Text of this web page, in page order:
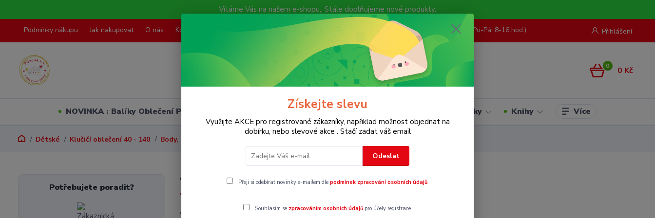
Vítáme Vás na našem e-shopu,. Stále doplňujeme nové produkty.
Podmínky nákupu Jak nakupovat O nás Kontakty Přihlášení
Hledat
Nevíte si rady? Zavolejte. + 420 773 967 062 (Po-Pá, 8-16 hod.)
0 0 Kč
NOVINKA : Balíky Oblečení PO VELIKOSTECH Dětské Dámské Hračky Knihy Více
Dětské Klučičí oblečení 40 - 140 Body, dupačky, polodupačky, overaly
Vel. 122
V této kategorii nebylo nalezeno žádné zboží.
Potřebujete poradit?
Získejte slevu
Využijte AKCE pro registrované zákazníky, napřiklad možnost objednat na
dobírku, nebo slevové akce . Stačí zadat váš email
Odeslat
Přeji si odebírat novinky e-mailem dle podmínek zpracování osobních údajů.
Souhlasím se zpracováním osobních údajůpro účely registrace.